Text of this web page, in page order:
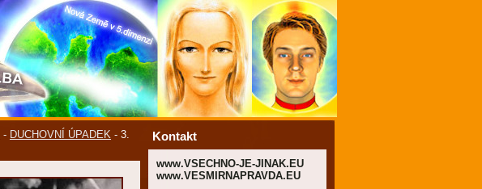
- DUCHOVNÍ ÚPADEK - 3.
Kontakt
www.VSECHNO-JE-JINAK.EU
www.VESMIRNAPRAVDA.EU